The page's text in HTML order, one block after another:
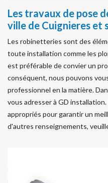
Les travaux de pose
ville de Cuignieres et
Les robinetteries sont des
toute installation comme les
est préférable de convier un
conséquent, nous pouvons
professionnel en la matière.
vous adresser à GD
appropriés pour garantir un
d'autres renseignements,